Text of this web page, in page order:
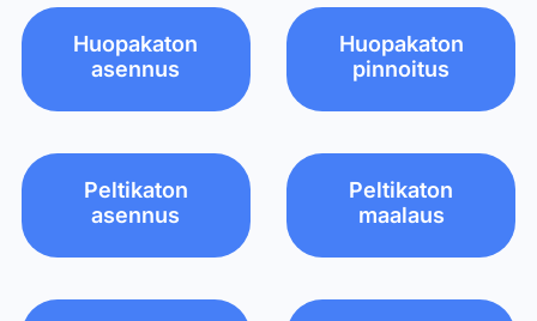
Huopakaton
asennus
Huopakaton
pinnoitus
Peltikaton
asennus
Peltikaton
maalaus